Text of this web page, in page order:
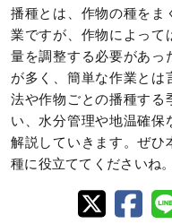
播種とは、作物の種をま
業ですが、作物によって
量を調整する必要があっ
が多く、簡単な作業とは
法や作物ごとの播種する
い、水分管理や地温確保
解説していきます。ぜひ
種に役立ててくださいね。